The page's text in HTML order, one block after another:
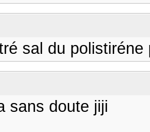
sal du
sans doute jiji